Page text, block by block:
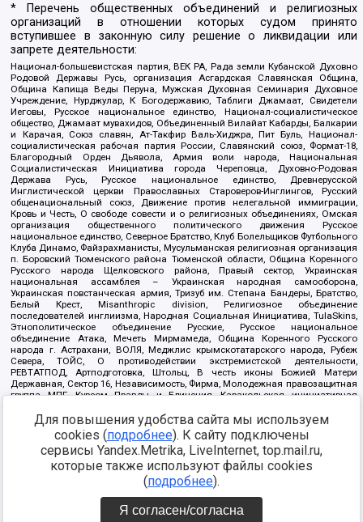
* Перечень общественных объединений и религиозных
организаций в отношении которых судом принято
вступившее в законную силу решение о ликвидации или
запрете деятельности:
Национал-большевистская партия, ВЕК РА, Рада земли Кубанской Духовно
Родовой Державы Русь, организация Асгардская Славянская Община,
Община Капища Веды Перуна, Мужская Духовная Семинария Духовное
Учреждение, Нурджулар, К Богодержавию, Таблиги Джамаат, Свидетели
Иеговы, Русское национальное единство, Национал-социалистическое
общество, Джамаат мувахидов, Объединенный Вилайат Кабарды, Балкарии
и Карачая, Союз славян, Ат-Такфир Валь-Хиджра, Пит Буль, Национал-
социалистическая рабочая партия России, Славянский союз, Формат-18,
Благородный Орден Дьявола, Армия воли народа, Национальная
Социалистическая Инициатива города Череповца, Духовно-Родовая
Держава Русь, Русское национальное единство, Древнерусской
Инглистической церкви Православных Староверов-Инглингов, Русский
общенациональный союз, Движение против нелегальной иммиграции,
Кровь и Честь, О свободе совести и о религиозных объединениях, Омская
организация общественного политического движения Русское
национальное единство, Северное Братство, Клуб Болельщиков Футбольного
Клуба Динамо, Файзрахманисты, Мусульманская религиозная организация
п. Боровский Тюменского района Тюменской области, Община Коренного
Русского народа Щелковского района, Правый сектор, Украинская
национальная ассамблея – Украинская народная самооборона,
Украинская повстанческая армия, Тризуб им. Степана Бандеры, Братство,
Белый Крест, Misanthropic division, Религиозное объединение
последователей инглиизма, Народная Социальная Инициатива, TulaSkins,
Этнополитическое объединение Русские, Русское национальное
объединение Атака, Мечеть Мирмамеда, Община Коренного Русского
народа г. Астрахани, ВОЛЯ, Меджлис крымскотатарского народа, Рубеж
Севера, ТОЙС, О противодействии экстремистской деятельности,
РЕВТАТПОД, Артподготовка, Штольц, В честь иконы Божией Матери
Державная, Сектор 16, Независимость, Фирма, Молодежная правозащитная
группа МПГ, Курсом Правды и Единения, Каракольская инициативная
Благотворительный пансионат Ак Умут, Русская республика Русь,
Арестантское уголовное единство, Башкорт, Нация и свобода, W.H.С., Фалунь
Дафа, Иртыш Ultras, Русский Патриотический клуб-Новокузнецк/РПК,
Сибирский державный союз, Фонд борьбы с коррупцией, Фонд защиты прав
граждан, Штабы Навального, Совет граждан СССР Прикубанского округа г.
https://minjust.gov.ru/ru/documents/7822/
Для повышения удобства сайта мы используем
cookies (подробнее). К сайту подключены
сервисы Yandex.Metrika, LiveInternet, top.mail.ru,
которые также используют файлы cookies
(подробнее).
Я согласен/согласна